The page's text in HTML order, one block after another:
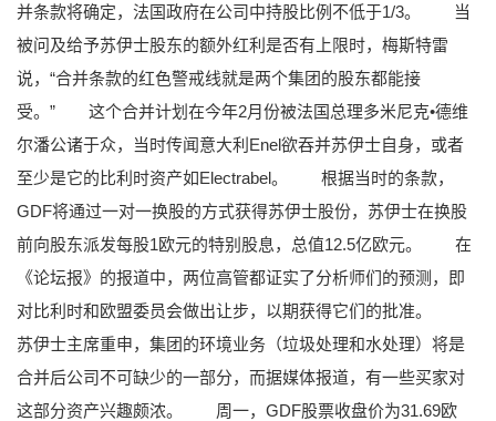
并条款将确定，法国政府在公司中持股比例不低于1/3。
当
被问及给予苏伊士股东的额外红利是否有上限时，梅斯特雷
说，“合并条款的红色警戒线就是两个集团的股东都能接
受。” 这个合并计划在今年2月份被法国总理多米尼克•德维
尔潘公诸于众，当时传闻意大利Enel欲吞并苏伊士自身，或者
至少是它的比利时资产如Electrabel。
根据当时的条款，
GDF将通过一对一换股的方式获得苏伊士股份，苏伊士在换股
前向股东派发每股1欧元的特别股息，总值12.5亿欧元。
在
《论坛报》的报道中，两位高管都证实了分析师们的预测，即
对比利时和欧盟委员会做出让步，以期获得它们的批准。
苏伊士主席重申，集团的环境业务（垃圾处理和水处理）将是
合并后公司不可缺少的一部分，而据媒体报道，有一些买家对
这部分资产兴趣颇浓。
周一，GDF股票收盘价为31.69欧